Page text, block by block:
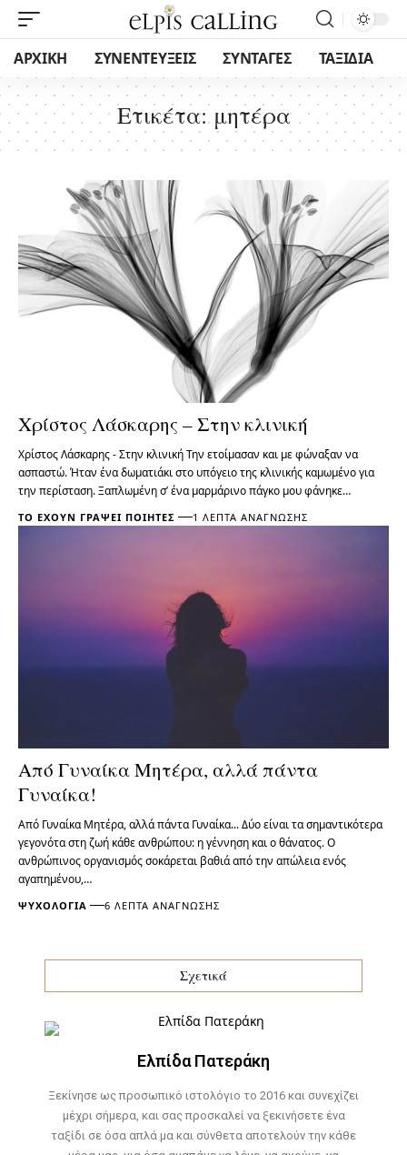
ΑΡΧΙΚΗ ΣΥΝΕΝΤΕΥΞΕΙΣ ΣΥΝΤΑΓΕΣ ΤΑΞΙΔΙΑ
Ετικέτα:μητέρα
Χρίστος Λάσκαρης – Στην κλινική
Χρίστος Λάσκαρης - Στην κλινική Την ετοίμασαν και με φώναξαν να
ασπαστώ. Ήταν ένα δωματιάκι στο υπόγειο της κλινικής καμωμένο για
την περίσταση. Ξαπλωμένη σ’ ένα μαρμάρινο πάγκο μου φάνηκε…
ΤΟ ΈΧΟΥΝ ΓΡΆΨΕΙ ΠΟΙΗΤΈΣ 1 ΛΕΠΤΆ ΑΝΆΓΝΩΣΗΣ
Από Γυναίκα Μητέρα, αλλά πάντα
Γυναίκα!
Από Γυναίκα Μητέρα, αλλά πάντα Γυναίκα... Δύο είναι τα σημαντικότερα
γεγονότα στη ζωή κάθε ανθρώπου: η γέννηση και ο θάνατος. Ο
ανθρώπινος οργανισμός σοκάρεται βαθιά από την απώλεια ενός
αγαπημένου,…
ΨΥΧΟΛΟΓΊΑ 6 ΛΕΠΤΆ ΑΝΆΓΝΩΣΗΣ
Σχετικά
Ελπίδα Πατεράκη
Ξεκίνησε ως προσωπικό ιστολόγιο το 2016 και συνεχίζει
μέχρι σήμερα, και σας προσκαλεί να ξεκινήσετε ένα
ταξίδι σε όσα απλά μα και σύνθετα αποτελούν την κάθε